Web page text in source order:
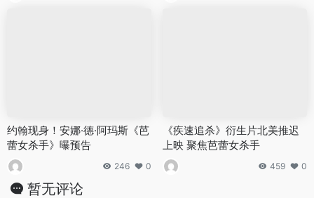
约翰现身！安娜·德·阿玛斯《芭
蕾女杀手》曝预告
246 0
《疾速追杀》衍生片北美推迟
上映 聚焦芭蕾女杀手
459 0
暂无评论